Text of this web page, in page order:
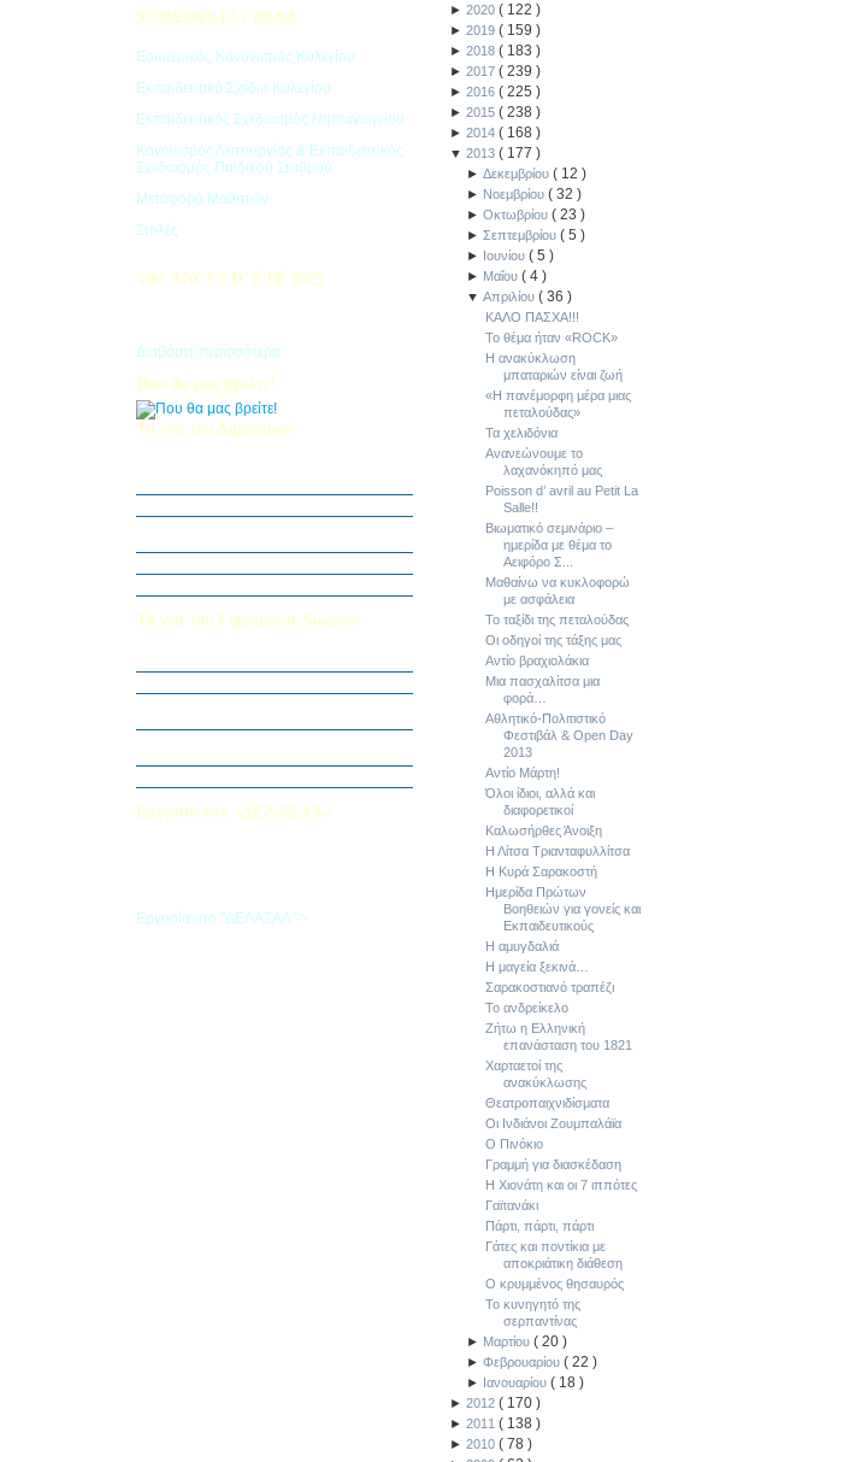
ΧΡΗΣΙΜΑ ΕΓΓΡΑΦΑ
Εσωτερικός Κανονισμός Κολεγίου
Εκπαιδευτικό Σχέδιο Κολεγίου
Εκπαιδευτικός Σχεδιασμός Νηπιαγωγείου
Κανονισμός Λειτουργίας & Εκπαιδευτικός
Σχεδιασμός Παιδικού Σταθμού
Μεταφορά Μαθητών
Στολές
VACANCES D’ ÉTÉ 2025
Διαβάστε περισσότερα
Που θα μας βρείτε!
Τα νέα του Δημοτικού
Τα νέα του Γυμνασίου-Λυκείου
Εργασία στο «ΔΕΛΑΣΑΛ»
Εργασία στο "ΔΕΛΑΣΑΛ"->
► 2020 ( 122 )
► 2019 ( 159 )
► 2018 ( 183 )
► 2017 ( 239 )
► 2016 ( 225 )
► 2015 ( 238 )
► 2014 ( 168 )
▼ 2013 ( 177 )
►Δεκεμβρίου( 12)
► Νοεμβρίου(32)
►Οκτωβρίου(23)
►Σεπτεμβρίου(5)
► Ιουνίου(5)
► Μαΐου(4)
▼Απριλίου(36)
ΚΑΛΟ ΠΑΣΧΑ!!!
Το θέμα ήταν «ROCK»
Η ανακύκλωση
μπαταριών είναι ζωή
«Η πανέμορφη μέρα μιας
πεταλούδας»
Τα χελιδόνια
Ανανεώνουμε το
λαχανόκηπό μας
Poisson d’ avril au Petit La
Salle!!
Βιωματικό σεμινάριο –
ημερίδα με θέμα το
Αειφόρο Σ...
Μαθαίνω να κυκλοφορώ
με ασφάλεια
Το ταξίδι της πεταλούδας
Οι οδηγοί της τάξης μας
Αντίο βραχιολάκια
Μια πασχαλίτσα μια
φορά…
Αθλητικό-Πολιτιστικό
Φεστιβάλ & Open Day
2013
Αντίο Μάρτη!
Όλοι ίδιοι, αλλά και
διαφορετικοί
Καλωσήρθες Άνοιξη
Η Λίτσα Τριανταφυλλίτσα
Η Κυρά Σαρακοστή
Ημερίδα Πρώτων
Βοηθειών για γονείς και
Εκπαιδευτικούς
Η αμυγδαλιά
Η μαγεία ξεκινά…
Σαρακοστιανό τραπέζι
Το ανδρείκελο
Ζήτω η Ελληνική
επανάσταση του 1821
Χαρταετοί της
ανακύκλωσης
Θεατροπαιχνιδίσματα
Οι Ινδιάνοι Ζουμπαλάϊα
Ο Πινόκιο
Γραμμή για διασκέδαση
Η Χιονάτη και οι 7 ιππότες
Γαϊτανάκι
Πάρτι, πάρτι, πάρτι
Γάτες και ποντίκια με
αποκριάτικη διάθεση
Ο κρυμμένος θησαυρός
Το κυνηγητό της
σερπαντίνας
► Μαρτίου(20)
►Φεβρουαρίου(22)
► Ιανουαρίου( 18)
► 2012 ( 170 )
► 2011 ( 138 )
► 2010 ( 78 )